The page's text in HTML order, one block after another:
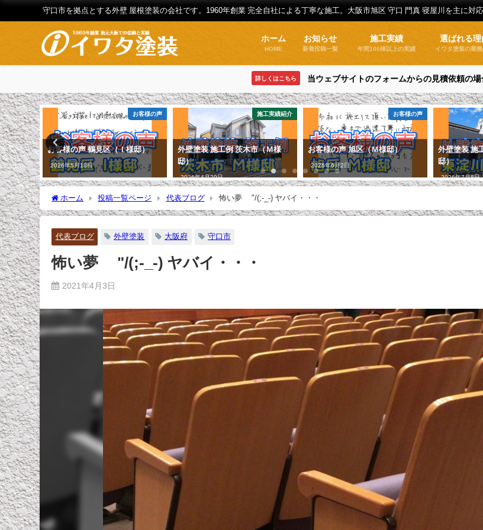
守口市を拠点とする外壁 屋根塗装の会社です。1960年創業 完全自社による丁寧な施工。大阪市旭区 守口 門真 寝屋川を主に対
ホーム
HOME
お知らせ
新着投稿一覧
施工実績
年間100棟以上の実績
選ばれる理
イワタ塗装の業
詳しくはこちら 当ウェブサイトのフォームからの見積依頼の場
お客様の声
邸）
お客様の声
お客様の声 鶴見区（Ｉ様邸）
2026年5月18日
施工実績紹介
外壁塗装 施工例 茨木市（Ｍ様
邸）
2026年4月29日
お客様の声
お客様の声 旭区（Ｍ様邸）
2026年6月2日
外壁塗装 施
邸）
2026年7月8日
ホーム 投稿一覧ページ 代表ブログ 怖い夢 "/(;-_-) ヤバイ・・・
代表ブログ 外壁塗装 大阪府 守口市
怖い夢 "/(;-_-) ヤバイ・・・
2021年4月3日